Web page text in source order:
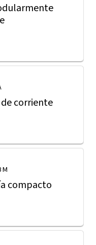
corriente
compacto